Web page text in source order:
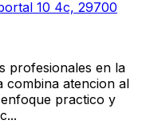
10 4c, 29700
profesionales en la
combina atencion al
practico y